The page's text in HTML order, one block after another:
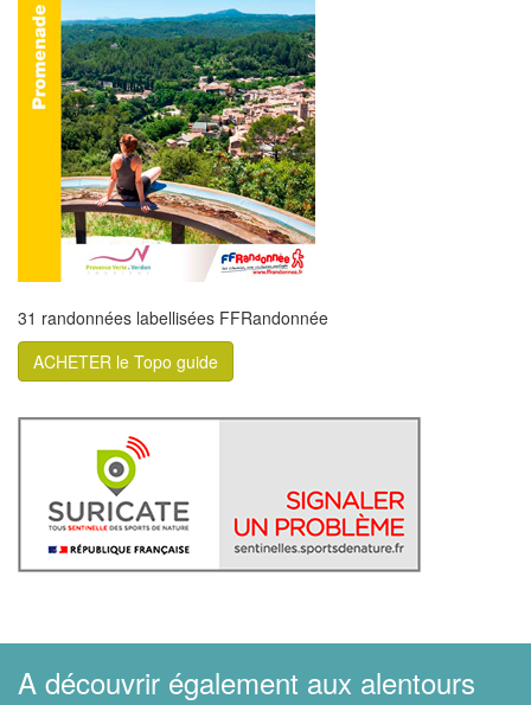
31 randonnées labellisées FFRandonnée
ACHETER le Topo guide
A découvrir également aux alentours